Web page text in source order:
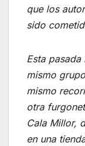
que los
sido
Esta
mismo
mismo
otra
Cala Millor,
en una